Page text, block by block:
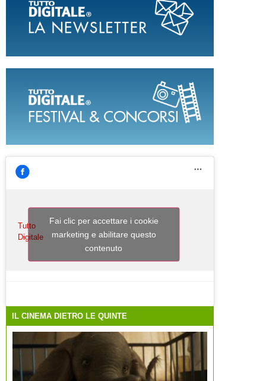
Tutto
Digitale
Fai clic per accettare i cookie
marketing e abilitare questo
contenuto
IL CINEMA DIETRO LE QUINTE